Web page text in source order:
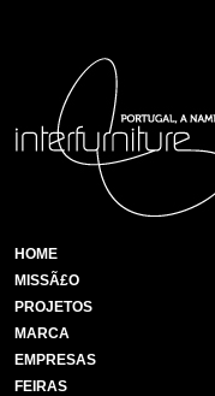
HOME
MISSÃ£O
PROJETOS
MARCA
EMPRESAS
FEIRAS